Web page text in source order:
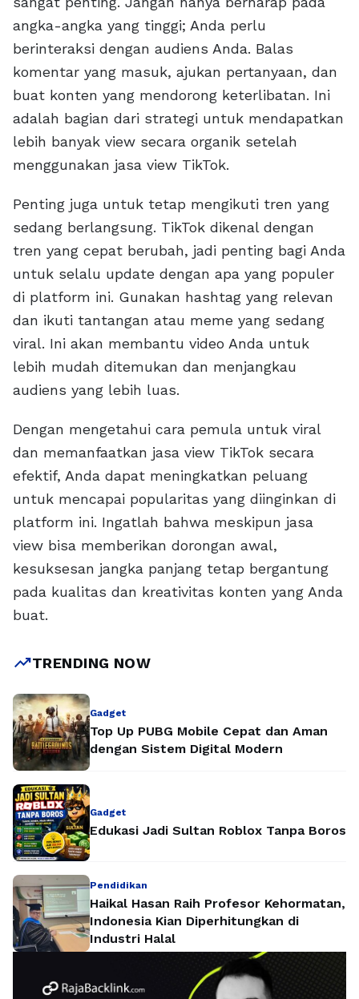
angka-angka yang tinggi; Anda perlu
berinteraksi dengan audiens Anda. Balas
komentar yang masuk, ajukan pertanyaan, dan
buat konten yang mendorong keterlibatan. Ini
adalah bagian dari strategi untuk mendapatkan
lebih banyak view secara organik setelah
menggunakan jasa view TikTok.
Penting juga untuk tetap mengikuti tren yang
sedang berlangsung. TikTok dikenal dengan
tren yang cepat berubah, jadi penting bagi Anda
untuk selalu update dengan apa yang populer
di platform ini. Gunakan hashtag yang relevan
dan ikuti tantangan atau meme yang sedang
viral. Ini akan membantu video Anda untuk
lebih mudah ditemukan dan menjangkau
audiens yang lebih luas.
Dengan mengetahui cara pemula untuk viral
dan memanfaatkan jasa view TikTok secara
efektif, Anda dapat meningkatkan peluang
untuk mencapai popularitas yang diinginkan di
platform ini. Ingatlah bahwa meskipun jasa
view bisa memberikan dorongan awal,
kesuksesan jangka panjang tetap bergantung
pada kualitas dan kreativitas konten yang Anda
buat.
trending_upTRENDING NOW
Gadget
Top Up PUBG Mobile Cepat dan Aman
dengan Sistem Digital Modern
Gadget
Edukasi Jadi Sultan Roblox Tanpa Boros
Pendidikan
Haikal Hasan Raih Profesor Kehormatan,
Indonesia Kian Diperhitungkan di
Industri Halal